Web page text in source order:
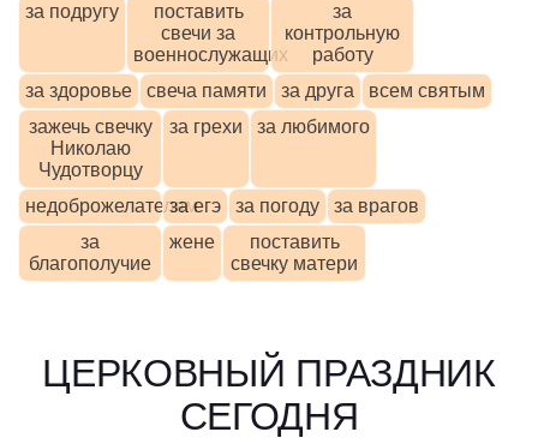
за подругу
поставить
свечи за
военнослужащих
за
контрольную
работу
за здоровье
свеча памяти за друга
всем святым
зажечь свечку
Николаю
Чудотворцу
за грехи за любимого
недоброжелателям
за егэ за погоду
за врагов
за
благополучие
жене
поставить
свечку матери
ЦЕРКОВНЫЙ ПРАЗДНИК
СЕГОДНЯ